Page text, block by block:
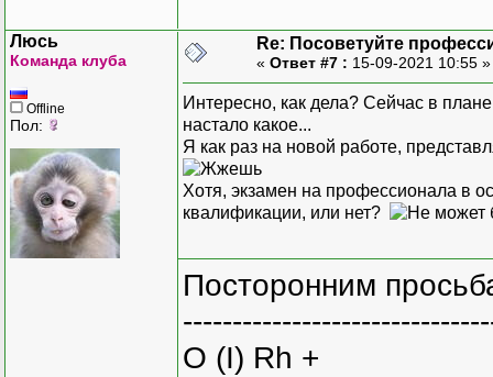
Люсь
Команда клуба
Offline
Пол:
Re: Посоветуйте
« Ответ #7 : 15-09-2021 10:55
Интересно, как дела? Сейчас в
настало какое...
Я как раз на новой работе,
Хотя, экзамен на профессионала в
квалификации, или нет?
Посторонним
O (I) Rh +